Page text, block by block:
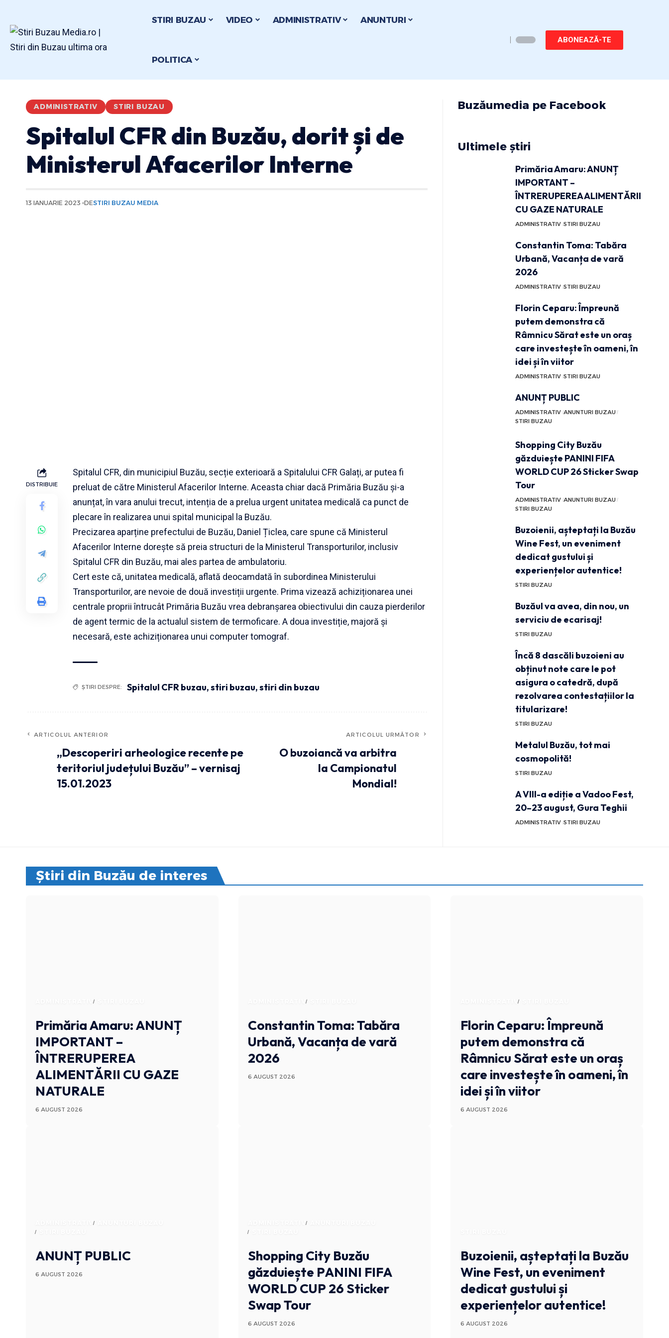
STIRI BUZAU VIDEO ADMINISTRATIV ANUNTURI
POLITICA
ABONEAZĂ-TE
ADMINISTRATIV STIRI BUZAU
Spitalul CFR din Buzău, dorit și de
Ministerul Afacerilor Interne
13 IANUARIE 2023 DESTIRI BUZAU MEDIA
DISTRIBUIE
Spitalul CFR, din municipiul Buzău, secție exterioară a Spitalului CFR Galați, ar putea fi
preluat de către Ministerul Afacerilor Interne. Aceasta chiar dacă Primăria Buzău și-a
anunțat, în vara anului trecut, intenția de a prelua urgent unitatea medicală ca punct de
plecare în realizarea unui spital municipal la Buzău.
Precizarea aparține prefectului de Buzău, Daniel Țiclea, care spune că Ministerul
Afacerilor Interne dorește să preia structuri de la Ministerul Transporturilor, inclusiv
Spitalul CFR din Buzău, mai ales partea de ambulatoriu.
Cert este că, unitatea medicală, aflată deocamdată în subordinea Ministerului
Transporturilor, are nevoie de două investiții urgente. Prima vizează achiziționarea unei
centrale proprii întrucât Primăria Buzău vrea debranșarea obiectivului din cauza pierderilor
de agent termic de la actualul sistem de termoficare. A doua investiție, majoră și
necesară, este achiziționarea unui computer tomograf.
ȘTIRI DESPRE: Spitalul CFR buzau,stiri buzau,stiri din buzau
ARTICOLUL ANTERIOR
„Descoperiri arheologice recente pe
teritoriul județului Buzău” – vernisaj
15.01.2023
ARTICOLUL URMĂTOR
O buzoiancă va arbitra
la Campionatul
Mondial!
Buzăumedia pe Facebook
Ultimele știri
Primăria Amaru: ANUNȚ
IMPORTANT –
ÎNTRERUPEREA ALIMENTĂRII
CU GAZE NATURALE
ADMINISTRATIV STIRI BUZAU
Constantin Toma: Tabăra
Urbană, Vacanța de vară
2026
ADMINISTRATIV STIRI BUZAU
Florin Ceparu: Împreună
putem demonstra că
Râmnicu Sărat este un oraș
care investește în oameni, în
idei și în viitor
ADMINISTRATIV STIRI BUZAU
ANUNȚ PUBLIC
ADMINISTRATIV ANUNTURI BUZAU
STIRI BUZAU
Shopping City Buzău
găzduiește PANINI FIFA
WORLD CUP 26 Sticker Swap
Tour
ADMINISTRATIV ANUNTURI BUZAU
STIRI BUZAU
Buzoienii, așteptați la Buzău
Wine Fest, un eveniment
dedicat gustului și
experiențelor autentice!
STIRI BUZAU
Buzăul va avea, din nou, un
serviciu de ecarisaj!
STIRI BUZAU
Încă 8 dascăli buzoieni au
obținut note care le pot
asigura o catedră, după
rezolvarea contestațiilor la
titularizare!
STIRI BUZAU
Metalul Buzău, tot mai
cosmopolită!
STIRI BUZAU
A VIII-a ediție a Vadoo Fest,
20–23 august, Gura Teghii
ADMINISTRATIV STIRI BUZAU
Știri din Buzău de interes
ADMINISTRATIV
Primăria Amaru: ANUNȚ
IMPORTANT –
ÎNTRERUPEREA
ALIMENTĂRII CU GAZE
NATURALE
6 AUGUST 2026
ADMINISTRATIV
Constantin Toma: Tabăra
Urbană, Vacanța de vară
2026
6 AUGUST 2026
ADMINISTRATIV
Florin Ceparu: Împreună
putem demonstra că
Râmnicu Sărat este un oraș
care investește în oameni, în
idei și în viitor
6 AUGUST 2026
ADMINISTRATIV
ANUNȚ PUBLIC
6 AUGUST 2026
ADMINISTRATIV
Shopping City Buzău
găzduiește PANINI FIFA
WORLD CUP 26 Sticker
Swap Tour
6 AUGUST 2026
Buzoienii, așteptați la Buzău
Wine Fest, un eveniment
dedicat gustului și
experiențelor autentice!
6 AUGUST 2026